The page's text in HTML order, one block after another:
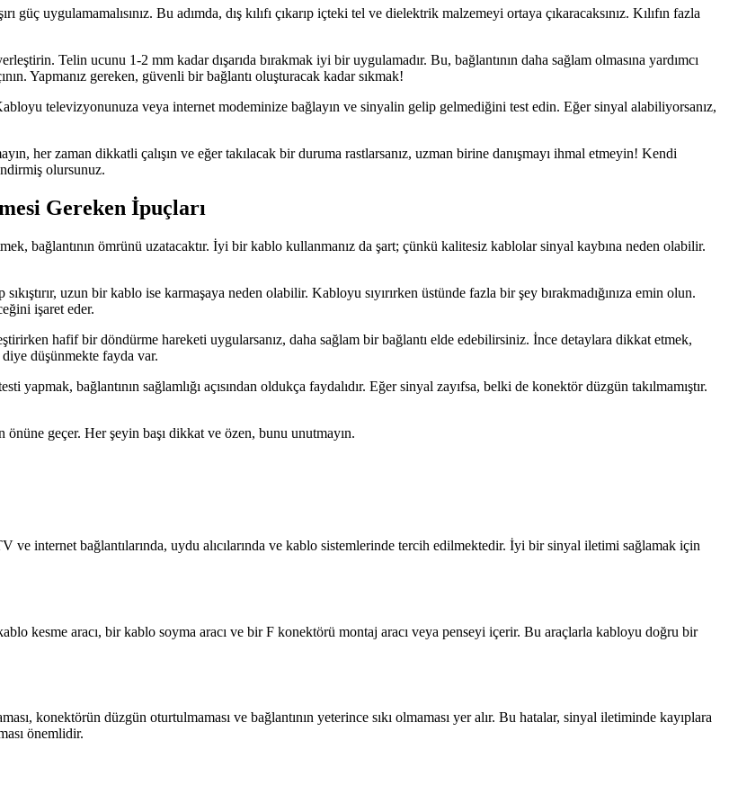
uygulamamalısınız. Bu adımda, dış kılıfı çıkarıp içteki tel ve dielektrik malzemeyi ortaya çıkaracaksınız. Kılıfın fazla
Telin ucunu 1-2 mm kadar dışarıda bırakmak iyi bir uygulamadır. Bu, bağlantının daha sağlam olmasına yardımcı
Yapmanız gereken, güvenli bir bağlantı oluşturacak kadar sıkmak!
televizyonunuza veya internet modeminize bağlayın ve sinyalin gelip gelmediğini test edin. Eğer sinyal alabiliyorsanız,
her zaman dikkatli çalışın ve eğer takılacak bir duruma rastlarsanız, uzman birine danışmayı ihmal etmeyin! Kendi
olursunuz.
Gereken İpuçları
bağlantının ömrünü uzatacaktır. İyi bir kablo kullanmanız da şart; çünkü kalitesiz kablolar sinyal kaybına neden olabilir.
uzun bir kablo ise karmaşaya neden olabilir. Kabloyu sıyırırken üstünde fazla bir şey bırakmadığınıza emin olun.
işaret eder.
hafif bir döndürme hareketi uygularsanız, daha sağlam bir bağlantı elde edebilirsiniz. İnce detaylara dikkat etmek,
düşünmekte fayda var.
yapmak, bağlantının sağlamlığı açısından oldukça faydalıdır. Eğer sinyal zayıfsa, belki de konektör düzgün takılmamıştır.
geçer. Her şeyin başı dikkat ve özen, bunu unutmayın.
internet bağlantılarında, uydu alıcılarında ve kablo sistemlerinde tercih edilmektedir. İyi bir sinyal iletimi sağlamak için
kesme aracı, bir kablo soyma aracı ve bir F konektörü montaj aracı veya penseyi içerir. Bu araçlarla kabloyu doğru bir
konektörün düzgün oturtulmaması ve bağlantının yeterince sıkı olmaması yer alır. Bu hatalar, sinyal iletiminde kayıplara
önemlidir.